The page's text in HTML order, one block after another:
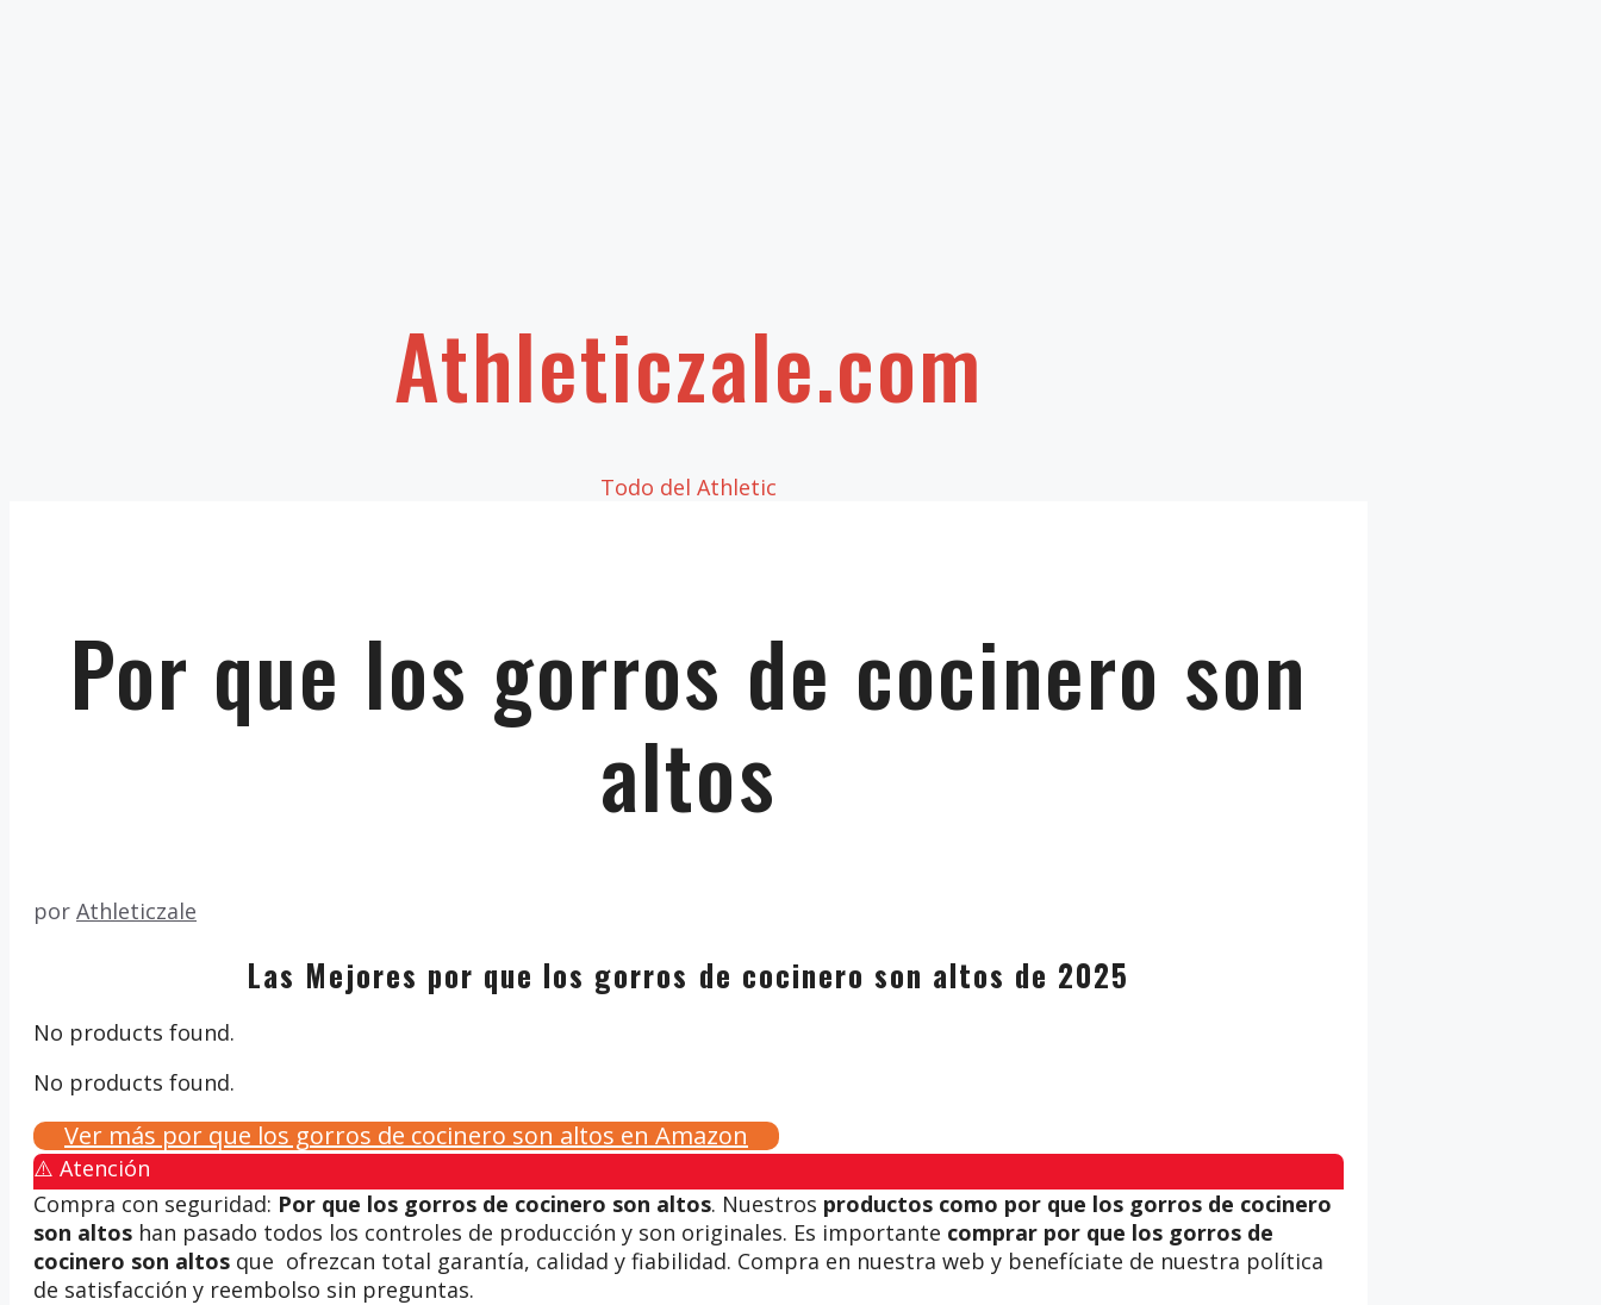
Athleticzale.com
Todo del Athletic
Por que los gorros de cocinero son
altos
por Athleticzale
Las Mejores por que los gorros de cocinero son altos de 2025
No products found.
No products found.
Ver más por que los gorros de cocinero son altos en Amazon
⚠️ Atención
Compra con seguridad: Por que los gorros de cocinero son altos. Nuestros productos como por que los gorros de cocinero
son altos han pasado todos los controles de producción y son originales. Es importante comprar por que los gorros de
cocinero son altos que ofrezcan total garantía, calidad y fiabilidad. Compra en nuestra web y benefíciate de nuestra política
de satisfacción y reembolso sin preguntas.